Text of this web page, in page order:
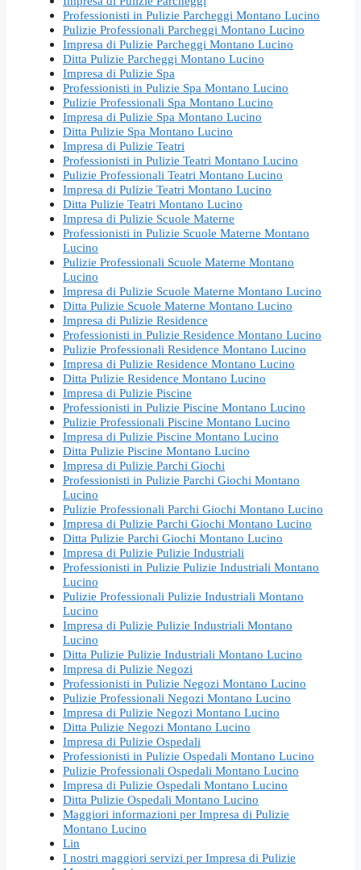
Professionisti in Pulizie Parcheggi Montano Lucino
Pulizie Professionali Parcheggi Montano Lucino
Impresa di Pulizie Parcheggi Montano Lucino
Ditta Pulizie Parcheggi Montano Lucino
Impresa di Pulizie Spa
Professionisti in Pulizie Spa Montano Lucino
Pulizie Professionali Spa Montano Lucino
Impresa di Pulizie Spa Montano Lucino
Ditta Pulizie Spa Montano Lucino
Impresa di Pulizie Teatri
Professionisti in Pulizie Teatri Montano Lucino
Pulizie Professionali Teatri Montano Lucino
Impresa di Pulizie Teatri Montano Lucino
Ditta Pulizie Teatri Montano Lucino
Impresa di Pulizie Scuole Materne
Professionisti in Pulizie Scuole Materne Montano
Lucino
Pulizie Professionali Scuole Materne Montano
Lucino
Impresa di Pulizie Scuole Materne Montano Lucino
Ditta Pulizie Scuole Materne Montano Lucino
Impresa di Pulizie Residence
Professionisti in Pulizie Residence Montano Lucino
Pulizie Professionali Residence Montano Lucino
Impresa di Pulizie Residence Montano Lucino
Ditta Pulizie Residence Montano Lucino
Impresa di Pulizie Piscine
Professionisti in Pulizie Piscine Montano Lucino
Pulizie Professionali Piscine Montano Lucino
Impresa di Pulizie Piscine Montano Lucino
Ditta Pulizie Piscine Montano Lucino
Impresa di Pulizie Parchi Giochi
Professionisti in Pulizie Parchi Giochi Montano
Lucino
Pulizie Professionali Parchi Giochi Montano Lucino
Impresa di Pulizie Parchi Giochi Montano Lucino
Ditta Pulizie Parchi Giochi Montano Lucino
Impresa di Pulizie Pulizie Industriali
Professionisti in Pulizie Pulizie Industriali Montano
Lucino
Pulizie Professionali Pulizie Industriali Montano
Lucino
Impresa di Pulizie Pulizie Industriali Montano
Lucino
Ditta Pulizie Pulizie Industriali Montano Lucino
Impresa di Pulizie Negozi
Professionisti in Pulizie Negozi Montano Lucino
Pulizie Professionali Negozi Montano Lucino
Impresa di Pulizie Negozi Montano Lucino
Ditta Pulizie Negozi Montano Lucino
Impresa di Pulizie Ospedali
Professionisti in Pulizie Ospedali Montano Lucino
Pulizie Professionali Ospedali Montano Lucino
Impresa di Pulizie Ospedali Montano Lucino
Ditta Pulizie Ospedali Montano Lucino
Maggiori informazioni per Impresa di Pulizie
Montano Lucino
Lin
I nostri maggiori servizi per Impresa di Pulizie